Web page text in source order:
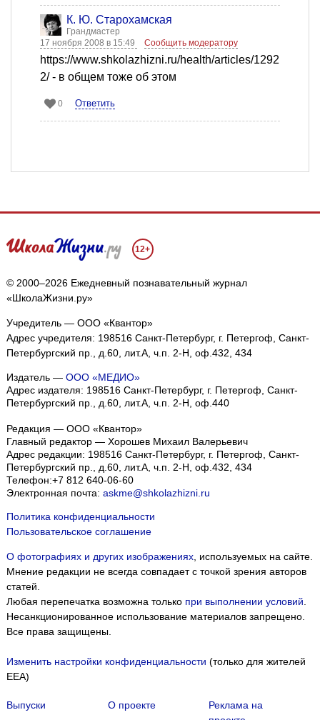
К. Ю. Старохамская
Грандмастер
17 ноября 2008 в 15:49
Сообщить модератору
https://www.shkolazhizni.ru/health/articles/1292
2/ - в общем тоже об этом
0 Ответить
12+
© 2000–2026 Ежедневный познавательный журнал
«ШколаЖизни.ру»
Учредитель — ООО «Квантор»
Адрес учредителя: 198516 Санкт-Петербург, г. Петергоф, Санкт-
Петербургский пр., д.60, лит.А, ч.п. 2-Н, оф.432, 434
Издатель — ООО «МЕДИО»
Адрес издателя: 198516 Санкт-Петербург, г. Петергоф, Санкт-
Петербургский пр., д.60, лит.А, ч.п. 2-Н, оф.440
Редакция — ООО «Квантор»
Главный редактор — Хорошев Михаил Валерьевич
Адрес редакции: 198516 Санкт-Петербург, г. Петергоф, Санкт-
Петербургский пр., д.60, лит.А, ч.п. 2-Н, оф.432, 434
Телефон:+7 812 640-06-60
Электронная почта: askme@shkolazhizni.ru
Политика конфиденциальности
Пользовательское соглашение
О фотографиях и других изображениях, используемых на сайте.
Мнение редакции не всегда совпадает с точкой зрения авторов
статей.
Любая перепечатка возможна только при выполнении условий.
Несанкционированное использование материалов запрещено.
Все права защищены.
Изменить настройки конфиденциальности (только для жителей
EEA)
Выпуски О проекте
Реклама на